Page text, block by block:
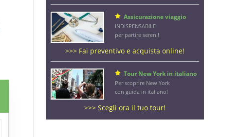
Assicurazione viaggio
INDISPENSABILE
per partire sereni!
>>> Fai preventivo e acquista online!
Tour New York in italiano
Per scoprire New York
con guida in italiano!
>>> Scegli ora il tuo tour!